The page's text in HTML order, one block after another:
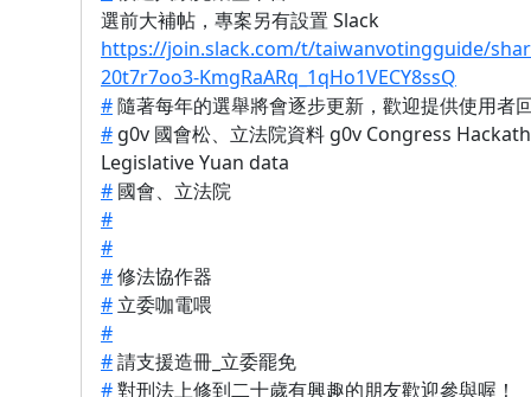
選前大補帖，專案另有設置 Slack
https://join.slack.com/t/taiwanvotingguide/
20t7r7oo3-KmgRaARq_1qHo1VECY8ssQ
#隨著每年的選舉將會逐步更新，歡迎提供使用者
# g0v 國會松、立法院資料 g0v Congress
Legislative Yuan data
# 國會、立法院
#
#
#修法協作器
# 立委咖電喂
#
#請支援造冊_立委罷免
#對刑法上修到二十歲有興趣的朋友歡迎參與喔！